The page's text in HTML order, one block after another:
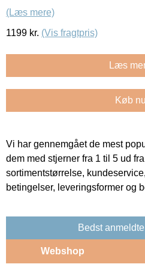
(Læs mere)
1199 kr. (Vis fragtpris)
Læs
Køb
Vi har gennemgået de mest
dem med stjerner fra 1 til 5 ud
sortimentstørrelse,
betingelser, leveringsformer og
Bedst
Webshop